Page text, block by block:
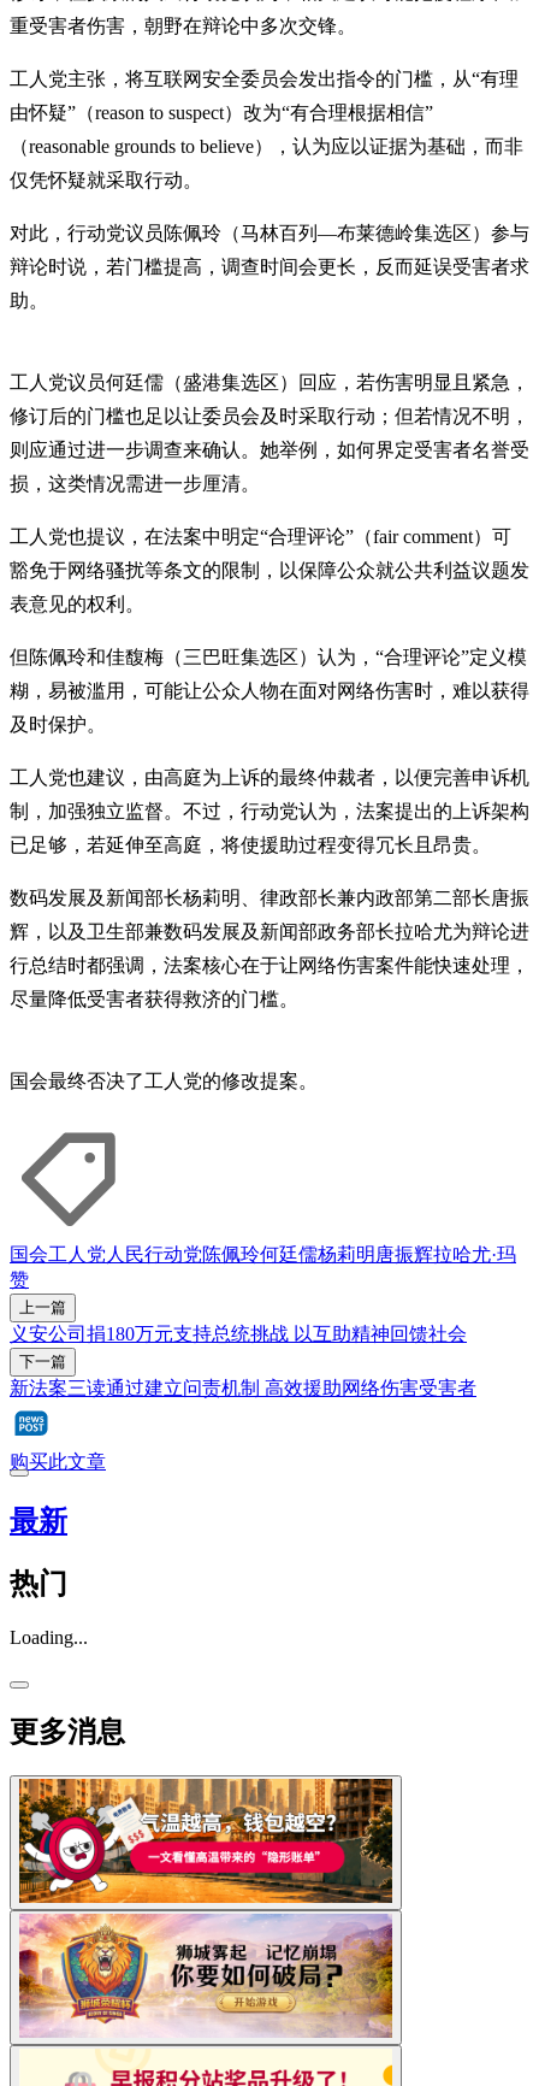
重受害者伤害，朝野在辩论中多次交锋。
工人党主张，将互联网安全委员会发出指令的门槛，从“有理
由怀疑”（reason to suspect）改为“有合理根据相信”
（reasonable grounds to believe），认为应以证据为基础，而非
仅凭怀疑就采取行动。
对此，行动党议员陈佩玲（马林百列—布莱德岭集选区）参与
辩论时说，若门槛提高，调查时间会更长，反而延误受害者求
助。
工人党议员何廷儒（盛港集选区）回应，若伤害明显且紧急，
修订后的门槛也足以让委员会及时采取行动；但若情况不明，
则应通过进一步调查来确认。她举例，如何界定受害者名誉受
损，这类情况需进一步厘清。
工人党也提议，在法案中明定“合理评论”（fair comment）可
豁免于网络骚扰等条文的限制，以保障公众就公共利益议题发
表意见的权利。
但陈佩玲和佳馥梅（三巴旺集选区）认为，“合理评论”定义模
糊，易被滥用，可能让公众人物在面对网络伤害时，难以获得
及时保护。
工人党也建议，由高庭为上诉的最终仲裁者，以便完善申诉机
制，加强独立监督。不过，行动党认为，法案提出的上诉架构
已足够，若延伸至高庭，将使援助过程变得冗长且昂贵。
数码发展及新闻部长杨莉明、律政部长兼内政部第二部长唐振
辉，以及卫生部兼数码发展及新闻部政务部长拉哈尤为辩论进
行总结时都强调，法案核心在于让网络伤害案件能快速处理，
尽量降低受害者获得救济的门槛。
国会最终否决了工人党的修改提案。
国会工人党 人民行动党陈佩玲何廷儒杨莉明 唐振辉拉哈尤·玛
赞
上一篇
义安公司捐180万元支持总统挑战 以互助精神回馈社会
下一篇
新法案三读通过建立问责机制 高效援助网络伤害受害者
购买此文章
最新
热门
Loading...
更多消息